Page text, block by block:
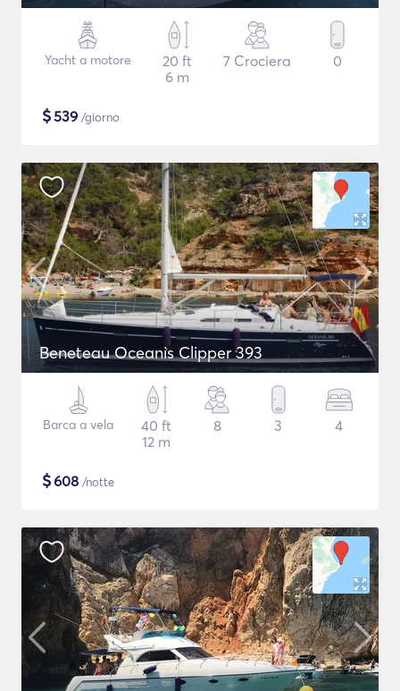
Yacht a motore
20 ft
6 m
7 Crociera 0
$539 /giorno
Beneteau Oceanis Clipper 393
Barca a vela
40 ft
12 m
8 3 4
$608 /notte